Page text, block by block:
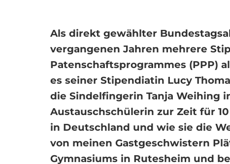
Als direkt gewählter
vergangenen Jahren mehrere
Patenschaftsprogrammes (PPP)
es seiner Stipendiatin Lucy
die Sindelfingerin Tanja Weihing
Austauschschülerin zur Zeit für
in Deutschland und wie sie die
von meinen Gastgeschwistern
Gymnasiums in Rutesheim und